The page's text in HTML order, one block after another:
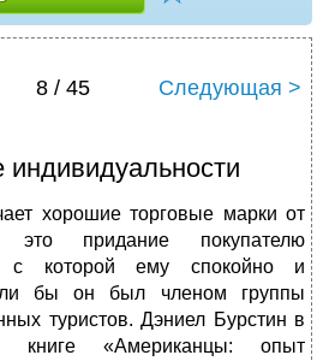
8 / 45 Следующая >
индивидуальности
хорошие торговые марки от
это придание покупателю
с которой ему спокойно и
бы он был членом группы
туристов. Дэниел Бурстин в
книге «Американцы: опыт